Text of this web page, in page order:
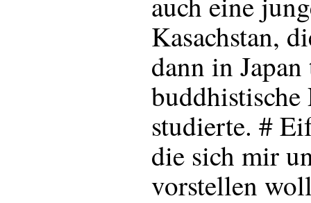
Kasachstan,
dann in
studierte. #
die sich mir
vorstellen